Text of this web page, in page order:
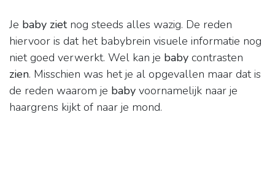
Je baby zietnog steeds alles wazig. De reden
hiervoor is dat het babybrein visuele informatie nog
niet goed verwerkt. Wel kan je baby contrasten
zien. Misschien was het je al opgevallen maar dat is
de reden waarom je baby voornamelijk naar je
haargrens kijkt of naar je mond.